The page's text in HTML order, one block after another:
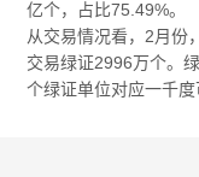
亿个，占比75.49%。
从交易情况看，2月份
交易绿证2996万个。
个绿证单位对应一千度